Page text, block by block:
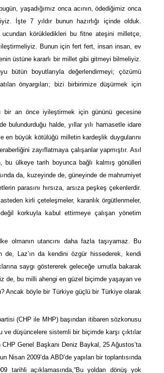
yaşadığımız onca acının, ödediğimiz onca
İşte 7 yıldır bunun hazırlığı içinde olduk.
körükledikleri bu fitne ateşini milletçe,
Bunun için fert fert, insan insan, ev
üstüne kararlı bir millet gibi gitmeyi bilmeliyiz.
bütün boyutlarıyla değerlendirmeyi; çözümü
önyargıları; bizi birbirimize düşürmek için
bir an önce iyileştirmek için gününü gecesine
bulundurduğu halde, yıllar yılı hamasetle idare
en büyük kötülüğü milletin kardeşlik duygularını
zayıflatmaya çalışanlar yapmıştır. Asıl
bu ülkeye tarih boyunca bağlı kalmış gönülleri
da, kuzeyinde de, güneyinde de mahrumiyet
parasını hırsıza, arsıza peşkeş çekenlerdir.
kirli çeteleşmeler, karanlık örgütlenmeler,
korkuyla kabul ettirmeye çalışan yönetim
olmanın utancını daha fazla taşıyamaz. Bu
de, Laz’ın da kendini özgür hissederek, kendi
saygı göstererek geleceğe umutla bakarak
de, bu milli ahengi en güzel biçimde yaşayan ve
Ancak böyle bir Türkiye güçlü bir Türkiye olarak
(CHP ile MHP) başından itibaren sözkonusu
ve düşüncelere sistemli bir biçimde karşı çıktılar
Genel Başkanı Deniz Baykal, 25 Ağustos’ta
Nisan 2009’da ABD’de yapılan bir toplantısında
tarihli açıklamasında,“Bu yoldan dönüş yok